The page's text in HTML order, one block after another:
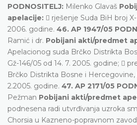
PODNOSITELJ: Milenko Glavaš
apelacije:  rješenje Suda BiH broj
2006. godine. 46. AP 1947/05
Ramić i dr. Pobijani akti/predmet
Apelacionog suda Brčko Distrikta
Gž-146/05 od 14. 7. 2005. godine; 
Brčko Distrikta Bosne i Hercegovine,
2.2005. godine. 47. AP 2171/05
Pežman Pobijani akti/predmet
podnesena radi utvrđivanja uzroka
Chorsia u Kazneno-popravnom